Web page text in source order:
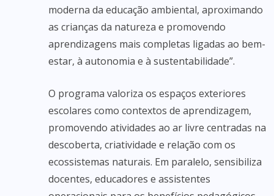
moderna da educação ambiental, aproximando
as crianças da natureza e promovendo
aprendizagens mais completas ligadas ao bem-
estar, à autonomia e à sustentabilidade”.
O programa valoriza os espaços exteriores
escolares como contextos de aprendizagem,
promovendo atividades ao ar livre centradas na
descoberta, criatividade e relação com os
ecossistemas naturais. Em paralelo, sensibiliza
docentes, educadores e assistentes